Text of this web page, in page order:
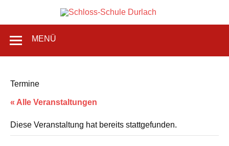
Grundschule in Karlsruhe-Durlach
MENÜ
Termine
« Alle Veranstaltungen
Diese Veranstaltung hat bereits stattgefunden.